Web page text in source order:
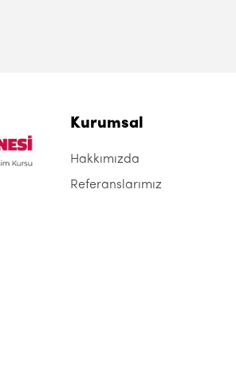
Kurumsal
Hakkımızda
Referanslarımız